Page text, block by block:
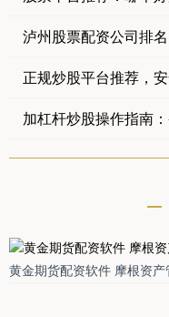
泸州股票配资公司排
正规炒股平台推荐，
加杠杆炒股操作指南
黄金期货配资软件 摩根资